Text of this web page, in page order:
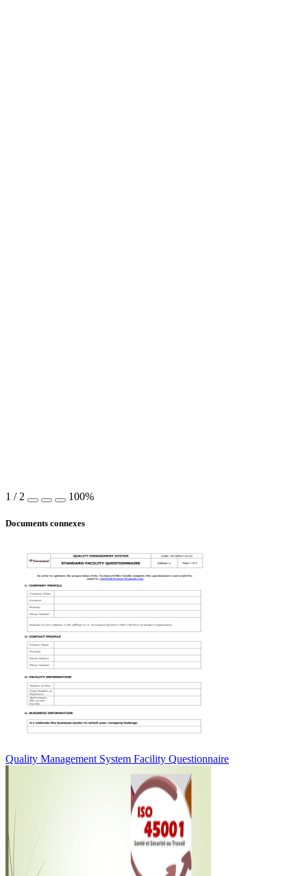
1 / 2 100%
Documents connexes
Quality Management System Facility Questionnaire